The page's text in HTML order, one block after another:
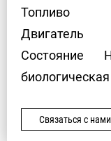
Топливо
Двигатель
Состояние
Связаться с нами